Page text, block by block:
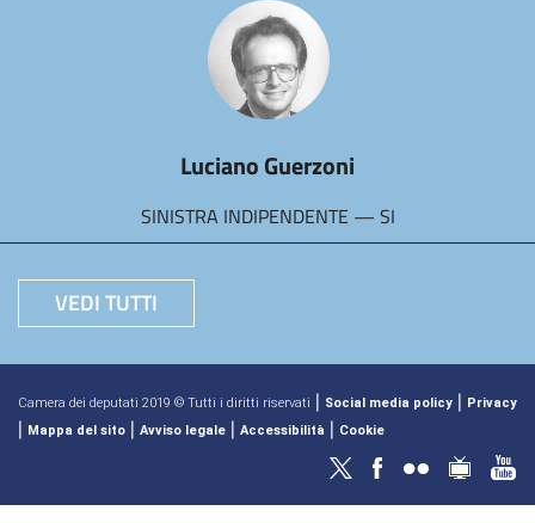
Luciano Guerzoni
SINISTRA INDIPENDENTE — SI
VEDI TUTTI
Camera dei deputati 2019 © Tutti i diritti riservati | Social media policy | Privacy
| Mappa del sito | Avviso legale | Accessibilità | Cookie